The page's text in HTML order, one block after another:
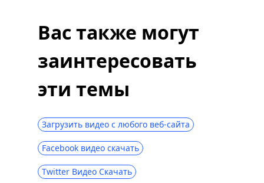
Вас также могут
заинтересовать
эти темы
Загрузить видео с любого веб-сайта
Facebook видео скачать
Twitter Видео Скачать